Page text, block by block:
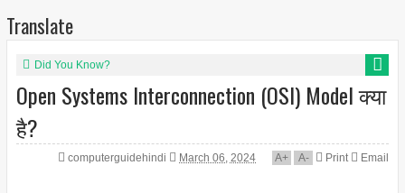
Translate
Did You Know?
Open Systems Interconnection (OSI) Model क्या
है?
computerguidehindi March 06, 2024 A+ A- Print Email